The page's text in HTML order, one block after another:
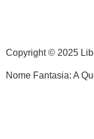
Copyright © 2025
Nome Fantasia: A